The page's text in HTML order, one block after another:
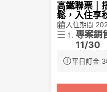
高鐵聯票｜
鬆，入住享
入住期間
專案
11/30
專案
26/11/
不同
票價優
平日訂金